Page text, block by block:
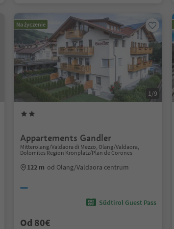
Na życzenie
1/9
Appartements Gandler
Mitterolang/Valdaora di Mezzo, Olang/Valdaora,
Dolomites Region Kronplatz/Plan de Corones
122 m od Olang/Valdaora centrum
Südtirol Guest Pass
Od 80€